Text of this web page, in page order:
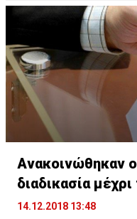
Ανακοινώθηκαν
διαδικασία
14.12.2018 13:48